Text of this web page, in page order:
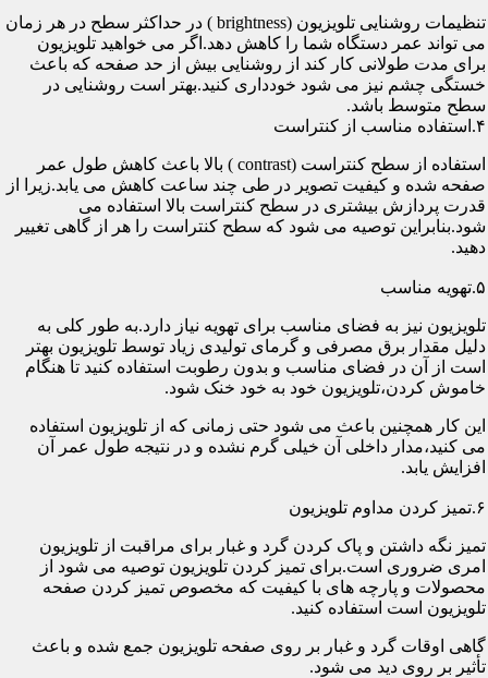
تنظیمات روشنایی تلویزیون (brightness ) در حداکثر سطح در هر زمان
می تواند عمر دستگاه شما را کاهش دهد.اگر می خواهید تلویزیون
برای مدت طولانی کار کند از روشنایی بیش از حد صفحه که باعث
خستگی چشم نیز می شود خودداری کنید.بهتر است روشنایی در
سطح متوسط باشد.
۴.استفاده مناسب از کنتراست
استفاده از سطح کنتراست (contrast ) بالا باعث کاهش طول عمر
صفحه شده و کیفیت تصویر در طی چند ساعت کاهش می یابد.زیرا از
قدرت پردازش بیشتری در سطح کنتراست بالا استفاده می
شود.بنابراین توصیه می شود که سطح کنتراست را هر از گاهی تغییر
دهید.
۵.تهویه مناسب
تلویزیون نیز به فضای مناسب برای تهویه نیاز دارد.به طور کلی به
دلیل مقدار برق مصرفی و گرمای تولیدی زیاد توسط تلویزیون بهتر
است از آن در فضای مناسب و بدون رطوبت استفاده کنید تا هنگام
خاموش کردن،تلویزیون خود به خود خنک شود.
این کار همچنین باعث می شود حتی زمانی که از تلویزیون استفاده
می کنید،مدار داخلی آن خیلی گرم نشده و در نتیجه طول عمر آن
افزایش یابد.
۶.تمیز کردن مداوم تلویزیون
تمیز نگه داشتن و پاک کردن گرد و غبار برای مراقبت از تلویزیون
امری ضروری است.برای تمیز کردن تلویزیون توصیه می شود از
محصولات و پارچه های با کیفیت که مخصوص تمیز کردن صفحه
تلویزیون است استفاده کنید.
گاهی اوقات گرد و غبار بر روی صفحه تلویزیون جمع شده و باعث
تأثیر بر روی دید می شود.